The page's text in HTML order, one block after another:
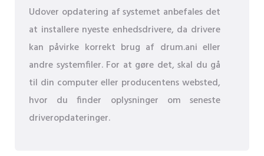
Udover opdatering af systemet anbefales det
at installere nyeste enhedsdrivere, da drivere
kan påvirke korrekt brug af drum.ani eller
andre systemfiler. For at gøre det, skal du gå
til din computer eller producentens websted,
hvor du finder oplysninger om seneste
driveropdateringer.